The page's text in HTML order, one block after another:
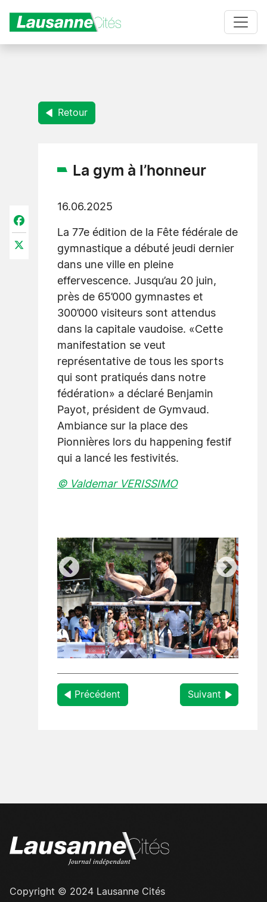
Retour
La gym à l’honneur
16.06.2025
La 77e édition de la Fête fédérale de
gymnastique a débuté jeudi dernier
dans une ville en pleine
effervescence. Jusqu’au 20 juin,
près de 65’000 gymnastes et
300’000 visiteurs sont attendus
dans la capitale vaudoise. «Cette
manifestation se veut
représentative de tous les sports
qui sont pratiqués dans notre
fédération» a déclaré Benjamin
Payot, président de Gymvaud.
Ambiance sur la place des
Pionnières lors du happening festif
qui a lancé les festivités.
© Valdemar VERISSIMO
Précédent Suivant
Copyright © 2024 Lausanne Cités